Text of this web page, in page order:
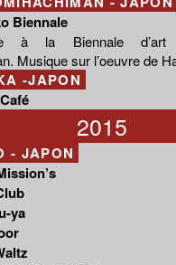
Biennale
à la Biennale d’art
Musique sur l’oeuvre de
-JAPON
2015
- JAPON
ya